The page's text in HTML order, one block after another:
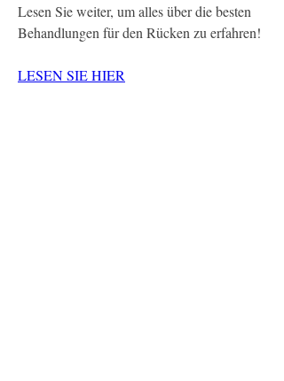
Lesen Sie weiter, um alles über die besten
Behandlungen für den Rücken zu erfahren!
LESEN SIE HIER